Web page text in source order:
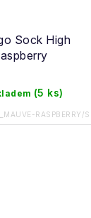
Sock High
(5 ks)
RASPBERRY/S